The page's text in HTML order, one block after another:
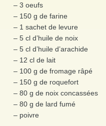
– 3 oeufs
– 150 g de farine
– 1 sachet de levure
– 5 cl d’huile de noix
– 5 cl d’huile d’arachide
– 12 cl de lait
– 100 g de fromage râpé
– 150 g de roquefort
– 80 g de noix concassées
– 80 g de lard fumé
– poivre